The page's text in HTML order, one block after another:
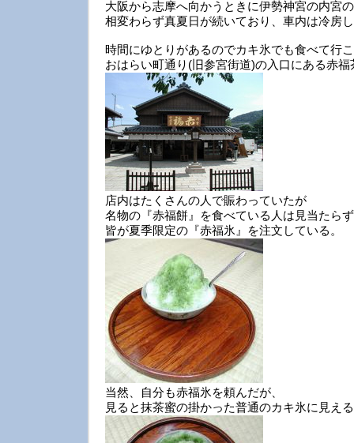
大阪から志摩へ向かうときに伊勢神宮の内宮
相変わらず真夏日が続いており、車内は冷房
時間にゆとりがあるのでカキ氷でも食べて行
おはらい町通り(旧参宮街道)の入口にある赤
店内はたくさんの人で賑わっていたが
名物の『赤福餅』を食べている人は見当たら
皆が夏季限定の『赤福氷』を注文している。
当然、自分も赤福氷を頼んだが、
見ると抹茶蜜の掛かった普通のカキ氷に見え